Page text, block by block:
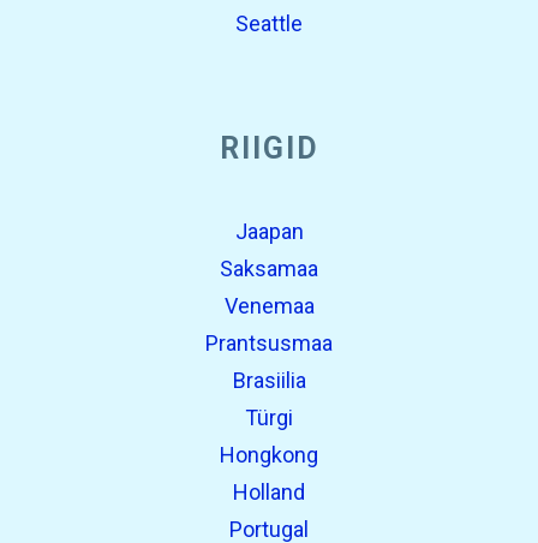
Seattle
RIIGID
Jaapan
Saksamaa
Venemaa
Prantsusmaa
Brasiilia
Türgi
Hongkong
Holland
Portugal